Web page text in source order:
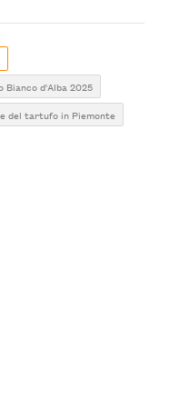
d'Alba 2025
del tartufo in Piemonte